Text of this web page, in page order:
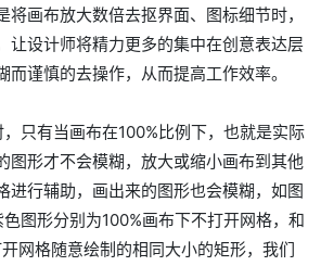
将画布放大数倍去抠界面、图标细节时，
让设计师将精力更多的集中在创意表达层
而谨慎的去操作，从而提高工作效率。
只有当画布在100%比例下，也就是实际
图形才不会模糊，放大或缩小画布到其他
进行辅助，画出来的图形也会模糊，如图
图形分别为100%画布下不打开网格，和
网格随意绘制的相同大小的矩形，我们